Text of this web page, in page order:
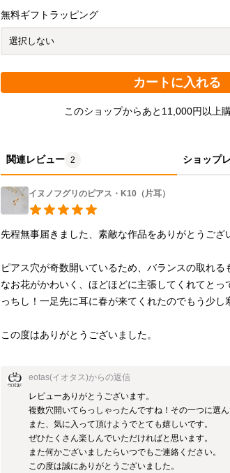
無料ギフトラッピング
カートに入れる
このショップからあと11,000円以上
関連レビュー 2 ショップ
イヌノフグリのピアス・K10（片耳）
先程無事届きました、素敵な作品をありがとうござ
ピアス穴が奇数開いているため、バランスの取れる
なお花がかわいく、ほどほどに主張してくれてと
っちし！一足先に耳に春が来てくれたのでもう少し
この度はありがとうございました。
eotas(イオタス)からの返信
レビューありがとうございます。
複数穴開いてらっしゃったんですね！その一つに選
また、気に入って頂けようでとても嬉しいです。
ぜひたくさん楽しんでいただければと思います。
また何かございましたらいつでもご連絡ください。
この度は誠にありがとうございました。